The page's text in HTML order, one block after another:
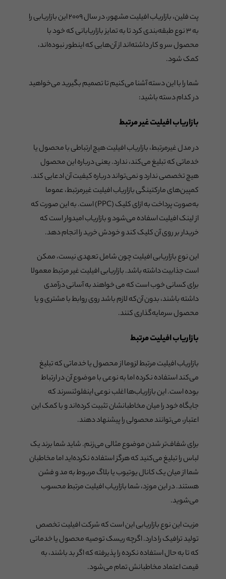
پت فلین، بازاریاب افیلیت مشهور، در سال ۲۰۰۹ این بازاریابی را
به ۳ نوع طبقه‌بندی کرد تا به تمایز بازاریابانی که خود با
محصول سر و کار داشته‌اند از آن‌هایی که اینطور نبوده‌اند،
کمک شود.
شما را با این دسته آشنا می‌کنیم تا تصمیم بگیرید می‌خواهید
در کدام دسته باشید:
بازاریاب افیلیت غیر مرتبط
در مدل غیرمرتبط، بازاریاب افیلیت هیچ ارتباطی با محصول یا
خدماتی که تبلیغ می‌کند، ندارد. یعنی درباره این محصول
هیچ تخصصی ندارد و نمی‌تواند درباره کیفیت آن ادعایی کند.
کمپین‌های مارکتینگی بازاریاب افیلیت غیرمرتبط، عموما
به‌صورت پرداخت به ازای کلیک (PPC) است. به این صورت که
از لینک افیلیت اسفاده می‌شود و بازاریاب امیدوار است که
خریدار بر روی آن کلیک کند و خودش خرید را انجام دهد.
این نوع بازاریابی افیلیت چون شامل تعهدی نیست، ممکن
است جذابیت داشته باشد. بازاریابی افیلیت غیر مرتبط معمولا
برای کسانی خوب است که می خواهند به آسانی درآمدی
داشته باشند، بدون آن‌که لازم باشد روی روابط با مشتری و یا
محصول سرمایه‌گذاری کنند.
بازاریاب افیلیت مرتبط
بازاریاب افیلیت مرتبط لزوما از محصول یا خدماتی که تبلیغ
می‌کند استفاده نکرده اما به نوعی با موضوع آن در ارتباط
بوده است. این بازاریاب‌ها اغلب نوعی اینفلوئنسرند که
جایگاه خود را میان مخاطبانشان تثبیت کرده‌اند و با کمک این
اعتبار، می‌توانند محصولی را پیشنهاد دهند.
برای شفاف‌تر شدن موضوع مثالی می‌زنم. شاید شما برند یک
لباس را تبلیغ می‌کنید که هرگز استفاده نکرده‌اید اما مخاطبان
شما از میان یک کانال یوتیوب یا بلاگ مربوط به مد و فشن
هستند. در این موزد، شما بازاریاب افیلیت مرتبط محسوب
می‌شوید.
مزیت این نوع بازاریابی این است که شرکت افیلیت تخصص
تولید ترافیک را دارد. اگرچه ریسک توصیه محصول یا خدماتی
که تا به حال استفاده نکرده را پذیرفته که اگر بد باشند، به
قیمت اعتماد مخاطبانش تمام می‌شود.